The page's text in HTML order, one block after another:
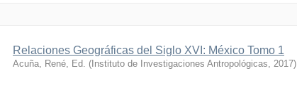
Relaciones Geográficas del Siglo XVI: México Tomo 1
Acuña, René, Ed. ( Instituto de Investigaciones Antropológicas, 2017)